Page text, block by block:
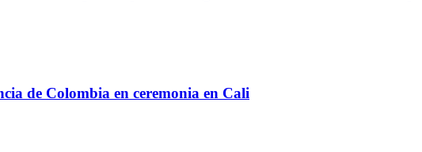
de Colombia en ceremonia en Cali